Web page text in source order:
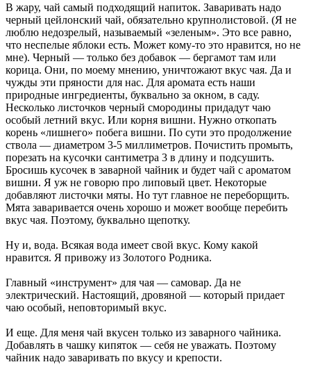
В жару, чай самый подходящий напиток. Заваривать надо
черный цейлонский чай, обязательно крупнолистовой. (Я не
люблю недозрелый, называемый «зеленым». Это все равно,
что неспелые яблоки есть. Может кому-то это нравится, но не
мне). Черный — только без добавок — бергамот там или
корица. Они, по моему мнению, уничтожают вкус чая. Да и
чужды эти пряности для нас. Для аромата есть наши
природные ингредиенты, буквально за окном, в саду.
Несколько листочков черный смородины придадут чаю
особый летний вкус. Или корня вишни. Нужно откопать
корень «лишнего» побега вишни. По сути это продолжение
ствола — диаметром 3-5 миллиметров. Почистить промыть,
порезать на кусочки сантиметра 3 в длину и подсушить.
Бросишь кусочек в заварной чайник и будет чай с ароматом
вишни. Я уж не говорю про липовый цвет. Некоторые
добавляют листочки мяты. Но тут главное не переборщить.
Мята заваривается очень хорошо и может вообще перебить
вкус чая. Поэтому, буквально щепотку.
Ну и, вода. Всякая вода имеет свой вкус. Кому какой
нравится. Я привожу из Золотого Родника.
Главный «инструмент» для чая — самовар. Да не
электрический. Настоящий, дровяной — который придает
чаю особый, неповторимый вкус.
И еще. Для меня чай вкусен только из заварного чайника.
Добавлять в чашку кипяток — себя не уважать. Поэтому
чайник надо заваривать по вкусу и крепости.